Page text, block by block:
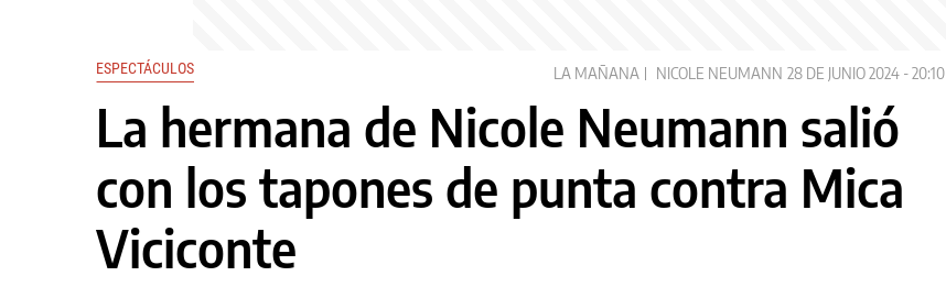
ESPECTÁCULOS LA MAÑANA NICOLE NEUMANN 28 DE JUNIO 2024 - 20:10
La hermana de Nicole Neumann salió
con los tapones de punta contra Mica
Viciconte